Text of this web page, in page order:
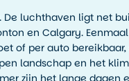
De luchthaven ligt net
en Calgary.
of per auto
landschap en het